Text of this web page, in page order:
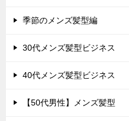
季節のメンズ髪型編
30代メンズ髪型ビジネス
40代メンズ髪型ビジネス
【50代男性】メンズ髪型